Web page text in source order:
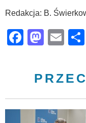
Redakcja: B.
Facebook